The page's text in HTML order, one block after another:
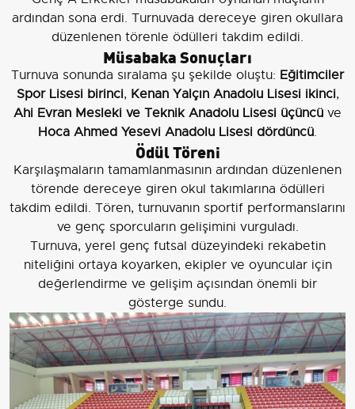
ardından sona erdi. Turnuvada dereceye giren okullara
düzenlenen törenle ödülleri takdim edildi.
Müsabaka Sonuçları
Turnuva sonunda sıralama şu şekilde oluştu: Eğitimciler
Spor Lisesi birinci, Kenan Yalçın Anadolu Lisesi ikinci,
Ahi Evran Mesleki ve Teknik Anadolu Lisesi üçüncü ve
Hoca Ahmed Yesevi Anadolu Lisesi dördüncü.
Ödül Töreni
Karşılaşmaların tamamlanmasının ardından düzenlenen
törende dereceye giren okul takımlarına ödülleri
takdim edildi. Tören, turnuvanın sportif performanslarını
ve genç sporcuların gelişimini vurguladı.
Turnuva, yerel genç futsal düzeyindeki rekabetin
niteliğini ortaya koyarken, ekipler ve oyuncular için
değerlendirme ve gelişim açısından önemli bir
gösterge sundu.